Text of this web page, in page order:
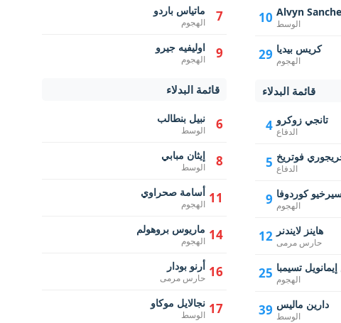
10 Alvyn
الوسط
29 كريس بيديا
الهجوم
قائمة البدلاء
4 تانجي زوكرو
الدفاع
5 فوتريخ
الدفاع
9 كوردوفا
الهجوم
12 هاينز لايندنر
حارس مرمى
25 تسيمبا
الهجوم
39 دارين ماليس
الوسط
7 ماتياس باردو
الهجوم
9 اوليفيه جيرو
الهجوم
قائمة البدلاء
6 نبيل بنطالب
الوسط
8 إيثان مبابي
الوسط
11 أسامة صحراوي
الهجوم
14 ماريوس بروهولم
الهجوم
16 أرنو بودار
حارس مرمى
17 نجالايل موكاو
الوسط